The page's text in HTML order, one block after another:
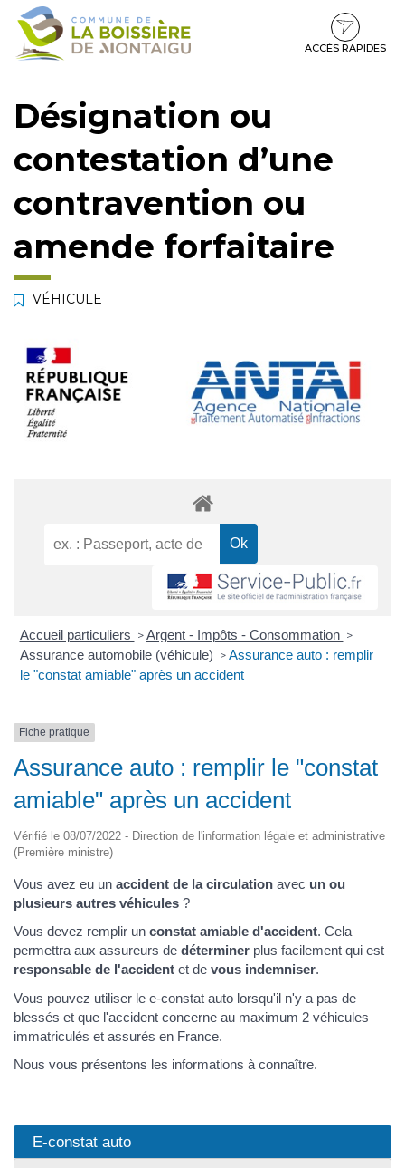
Gestion des traceurs
Aller
Aller
contenu
Aller
pied
ACCÈS RAPIDES
Désignation ou
contestation d’une
contravention ou
amende forfaitaire
VÉHICULE
Accueil particuliers > Argent - Impôts - Consommation >
Assurance automobile (véhicule) > Assurance auto : remplir
le "constat amiable" après un accident
Fiche pratique
Assurance auto : remplir le "constat
amiable" après un accident
Vérifié le 08/07/2022 - Direction de l'information légale et administrative
(Première ministre)
Vous avez eu un accident de la circulation avec un ou
plusieurs autres véhicules ?
Vous devez remplir un constat amiable d'accident. Cela
permettra aux assureurs de déterminer plus facilement qui est
responsable de l'accident et de vous indemniser.
Vous pouvez utiliser le e-constat auto lorsqu'il n'y a pas de
blessés et que l'accident concerne au maximum 2 véhicules
immatriculés et assurés en France.
Nous vous présentons les informations à connaître.
E-constat auto